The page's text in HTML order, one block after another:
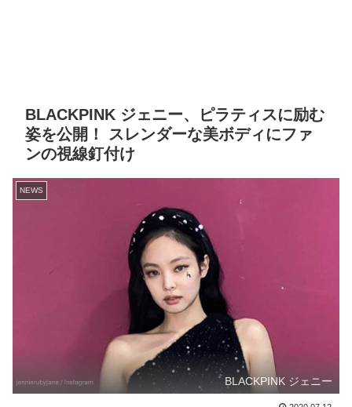
BLACKPINK ジェニー、ピラティスに励む
姿を公開！ スレンダーな美ボディにファ
ンの視線釘付け
NEWS
BLACKPINK ジェニー